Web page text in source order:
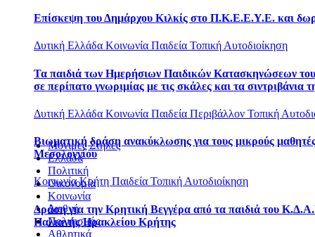
Επίσκεψη του Δημάρχου Κιλκίς στο Π.Κ.Ε.Ε.Υ.Ε. και
Δυτική Ελλάδα Κοινωνία Παιδεία Τοπική Αυτοδιοίκηση
Τα παιδιά των Ημερήσιων Παιδικών Κατασκηνώσεων
σε περίπατο γνωριμίας με τις σκάλες και τα σιντριβάνια
Δυτική Ελλάδα Κοινωνία Παιδεία Περιβάλλον Τοπική
Βιωματική δράση ανακύκλωσης για τους μικρούς
Μεσολογγίου
ΚοινωνίαΚρήτη Παιδεία Τοπική Αυτοδιοίκηση
Δράση για την Κρητική Βεγγέρα από τα παιδιά του
Παλιανής Ηρακλείου Κρήτης
Μόνιμες Στήλες
Ελλάδα
Πολιτική
Οικονομία
Κοινωνία
Διεθνή
Πολιτισμός
Αθλητικά